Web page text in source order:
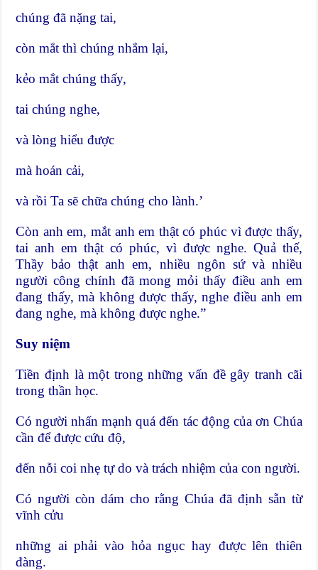
chúng đã nặng tai,
còn mắt thì chúng nhắm lại,
kẻo mắt chúng thấy,
tai chúng nghe,
và lòng hiểu được
mà hoán cải,
và rồi Ta sẽ chữa chúng cho lành.’
Còn anh em, mắt anh em thật có phúc vì được thấy,
tai anh em thật có phúc, vì được nghe. Quả thế,
Thầy bảo thật anh em, nhiều ngôn sứ và nhiều
người công chính đã mong mỏi thấy điều anh em
đang thấy, mà không được thấy, nghe điều anh em
đang nghe, mà không được nghe.”
Suy niệm
Tiền định là một trong những vấn đề gây tranh cãi
trong thần học.
Có người nhấn mạnh quá đến tác động của ơn Chúa
cần để được cứu độ,
đến nỗi coi nhẹ tự do và trách nhiệm của con người.
Có người còn dám cho rằng Chúa đã định sẵn từ
vĩnh cửu
những ai phải vào hỏa ngục hay được lên thiên
đàng.